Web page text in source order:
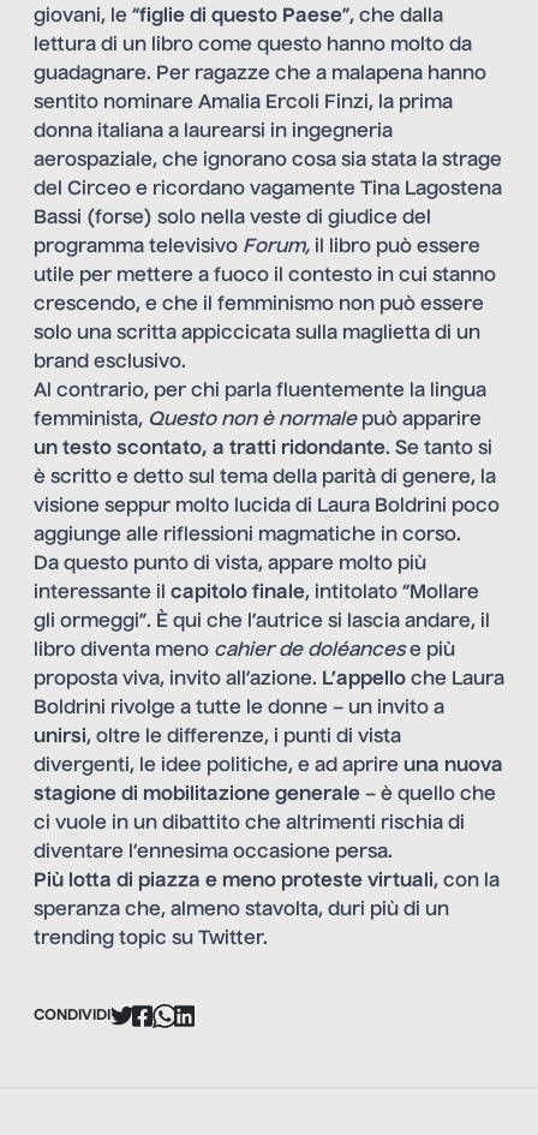
giovani, le “figlie di questo Paese”, che dalla
lettura di un libro come questo hanno molto da
guadagnare. Per ragazze che a malapena hanno
sentito nominare Amalia Ercoli Finzi, la prima
donna italiana a laurearsi in ingegneria
aerospaziale, che ignorano cosa sia stata la strage
del Circeo e ricordano vagamente Tina Lagostena
Bassi (forse) solo nella veste di giudice del
programma televisivo Forum, il libro può essere
utile per mettere a fuoco il contesto in cui stanno
crescendo, e che il femminismo non può essere
solo una scritta appiccicata sulla maglietta di un
brand esclusivo.
Al contrario, per chi parla fluentemente la lingua
femminista, Questo non è normalepuò apparire
un testo scontato, a tratti ridondante. Se tanto si
è scritto e detto sul tema della parità di genere, la
visione seppur molto lucida di Laura Boldrini poco
aggiunge alle riflessioni magmatiche in corso.
Da questo punto di vista, appare molto più
interessante il capitolo finale, intitolato “Mollare
gli ormeggi”. È qui che l’autrice si lascia andare, il
libro diventa meno cahier de doléancese più
proposta viva, invito all’azione. L’appello che Laura
Boldrini rivolge a tutte le donne – un invito a
unirsi, oltre le differenze, i punti di vista
divergenti, le idee politiche, e ad aprire una nuova
stagione di mobilitazione generale – è quello che
ci vuole in un dibattito che altrimenti rischia di
diventare l’ennesima occasione persa.
Più lotta di piazza e meno proteste virtuali, con la
speranza che, almeno stavolta, duri più di un
trending topic su Twitter.
CONDIVIDI